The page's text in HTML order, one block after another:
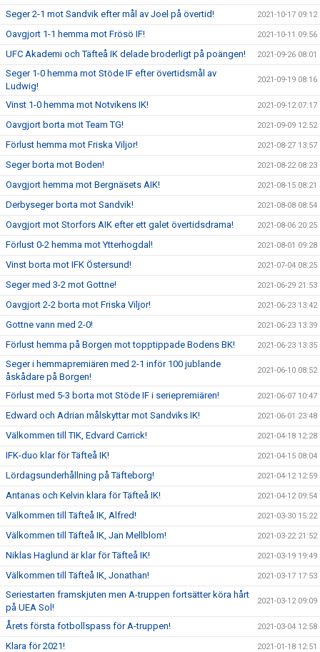
Seger 2-1 mot Sandvik efter mål av Joel på övertid! 2021-10-17 09:12
Oavgjort 1-1 hemma mot Frösö IF! 2021-10-11 09:56
UFC Akademi och Täfteå IK delade broderligt på poängen! 2021-09-26 08:01
Seger 1-0 hemma mot Stöde IF efter övertidsmål av
Ludwig!
2021-09-19 08:16
Vinst 1-0 hemma mot Notvikens IK! 2021-09-12 07:17
Oavgjort borta mot Team TG! 2021-09-09 12:52
Förlust hemma mot Friska Viljor! 2021-08-27 13:57
Seger borta mot Boden! 2021-08-22 08:23
Oavgjort hemma mot Bergnäsets AIK! 2021-08-15 08:21
Derbyseger borta mot Sandvik! 2021-08-08 08:54
Oavgjort mot Storfors AIK efter ett galet övertidsdrama! 2021-08-06 20:25
Förlust 0-2 hemma mot Ytterhogdal! 2021-08-01 09:28
Vinst borta mot IFK Östersund! 2021-07-04 08:25
Seger med 3-2 mot Gottne! 2021-06-29 21:53
Oavgjort 2-2 borta mot Friska Viljor! 2021-06-23 13:42
Gottne vann med 2-0! 2021-06-23 13:39
Förlust hemma på Borgen mot topptippade Bodens BK! 2021-06-23 13:35
Seger i hemmapremiären med 2-1 inför 100 jublande
åskådare på Borgen!
2021-06-10 08:52
Förlust med 5-3 borta mot Stöde IF i seriepremiären! 2021-06-07 10:47
Edward och Adrian målskyttar mot Sandviks IK! 2021-06-01 23:48
Välkommen till TIK, Edvard Carrick! 2021-04-18 12:28
IFK-duo klar för Täfteå IK! 2021-04-15 08:04
Lördagsunderhållning på Täfteborg! 2021-04-12 12:59
Antanas och Kelvin klara för Täfteå IK! 2021-04-12 09:54
Välkommen till Täfteå IK, Alfred! 2021-03-30 15:22
Välkommen till Täfteå IK, Jan Mellblom! 2021-03-22 21:52
Niklas Haglund är klar för Täfteå IK! 2021-03-19 19:49
Välkommen till Täfteå IK, Jonathan! 2021-03-17 17:53
Seriestarten framskjuten men A-truppen fortsätter köra hårt
på UEA Sol!
2021-03-12 09:09
Årets första fotbollspass för A-truppen! 2021-03-04 12:58
Klara för 2021! 2021-01-18 12:51